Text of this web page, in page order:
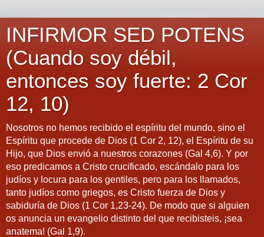
INFIRMOR SED POTENS
(Cuando soy débil,
entonces soy fuerte: 2 Cor
12, 10)
Nosotros no hemos recibido el espíritu del mundo, sino el
Espíritu que procede de Dios (1 Cor 2, 12), el Espíritu de su
Hijo, que Dios envió a nuestros corazones (Gal 4,6). Y por
eso predicamos a Cristo crucificado, escándalo para los
judíos y locura para los gentiles, pero para los llamados,
tanto judíos como griegos, es Cristo fuerza de Dios y
sabiduría de Dios (1 Cor 1,23-24). De modo que si alguien
os anuncia un evangelio distinto del que recibisteis, ¡sea
anatema! (Gal 1,9).